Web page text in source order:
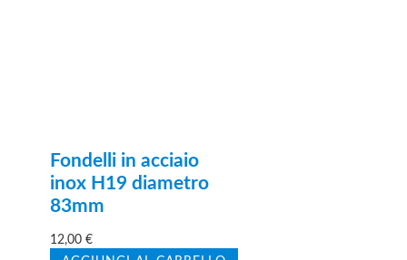
Fondelli in acciaio
inox H19 diametro
83mm
12,00€